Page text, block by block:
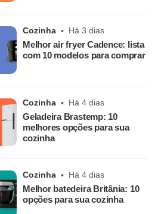
Cozinha Há 3 dias
Melhor air fryer Cadence: lista
com 10 modelos para comprar
Cozinha Há 4 dias
Geladeira Brastemp: 10
melhores opções para sua
cozinha
Cozinha Há 4 dias
Melhor batedeira Britânia: 10
opções para sua cozinha